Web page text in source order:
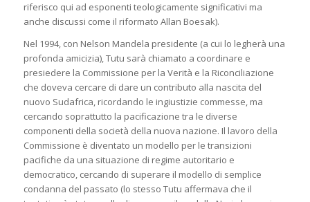
riferisco qui ad esponenti teologicamente significativi ma
anche discussi come il riformato Allan Boesak).
Nel 1994, con Nelson Mandela presidente (a cui lo legherà una
profonda amicizia), Tutu sarà chiamato a coordinare e
presiedere la Commissione per la Verità e la Riconciliazione
che doveva cercare di dare un contributo alla nascita del
nuovo Sudafrica, ricordando le ingiustizie commesse, ma
cercando soprattutto la pacificazione tra le diverse
componenti della società della nuova nazione. Il lavoro della
Commissione è diventato un modello per le transizioni
pacifiche da una situazione di regime autoritario e
democratico, cercando di superare il modello di semplice
condanna del passato (lo stesso Tutu affermava che il